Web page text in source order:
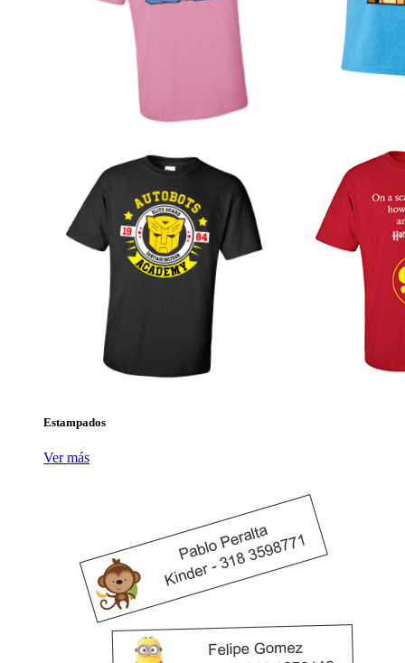
Estampados
Ver más